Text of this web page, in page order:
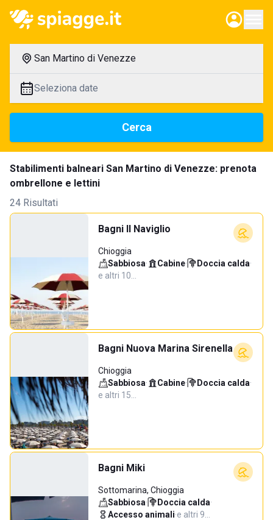
San Martino di Venezze
Seleziona date
Cerca
Stabilimenti balneari San Martino di Venezze: prenota
ombrellone e lettini
24 Risultati
Bagni Il Naviglio
Chioggia
Sabbiosa· Cabine· Doccia calda·
e altri 10…
Bagni Nuova Marina Sirenella
Chioggia
Sabbiosa· Cabine· Doccia calda·
e altri 15…
Bagni Miki
Sottomarina, Chioggia
Sabbiosa· Doccia calda·
Accesso animali·e altri 9…